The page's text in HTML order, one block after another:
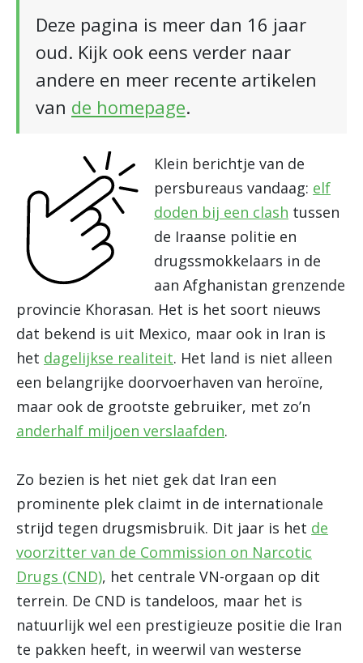
Deze pagina is meer dan 16 jaar
oud. Kijk ook eens verder naar
andere en meer recente artikelen
van de homepage.
Klein berichtje van de
persbureaus vandaag: elf
doden bij een clash tussen
de Iraanse politie en
drugssmokkelaars in de
aan Afghanistan grenzende
provincie Khorasan. Het is het soort nieuws
dat bekend is uit Mexico, maar ook in Iran is
het dagelijkse realiteit. Het land is niet alleen
een belangrijke doorvoerhaven van heroïne,
maar ook de grootste gebruiker, met zo’n
anderhalf miljoen verslaafden.
Zo bezien is het niet gek dat Iran een
prominente plek claimt in de internationale
strijd tegen drugsmisbruik. Dit jaar is het de
voorzitter van de Commission on Narcotic
Drugs (CND), het centrale VN-orgaan op dit
terrein. De CND is tandeloos, maar het is
natuurlijk wel een prestigieuze positie die Iran
te pakken heeft, in weerwil van westerse